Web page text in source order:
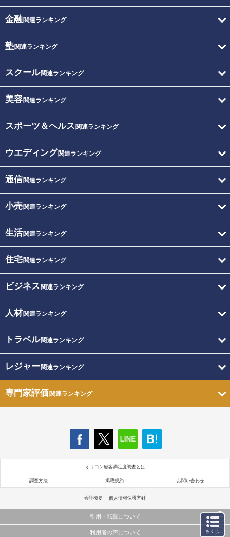
金融関連ランキング
塾関連ランキング
スクール関連ランキング
美容関連ランキング
スポーツ＆ヘルス 関連ランキング
ウエディング関連ランキング
通信関連ランキング
小売関連ランキング
生活関連ランキング
住宅関連ランキング
ビジネス 関連ランキング
人材関連ランキング
トラベル関連ランキング
レジャー関連ランキング
専門家評価関連ランキング
オリコン顧客満足度調査とは
調査方法 掲載規約 お問い合わせ
会社概要 個人情報保護方針
引用・転載について
当サイトで公開されている情報（文字、写真、イラスト、画像データ等）及びこれらの配置・
利用者の声について もくじ